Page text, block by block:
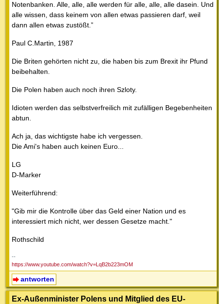
Notenbanken. Alle, alle, alle werden für alle, alle, alle dasein. Und
alle wissen, dass keinem von allen etwas passieren darf, weil
dann allen etwas zustößt.”
Paul C.Martin, 1987
Die Briten gehörten nicht zu, die haben bis zum Brexit ihr Pfund
beibehalten.
Die Polen haben auch noch ihren Szloty.
Idioten werden das selbstverfreilich mit zufälligen Begebenheiten
abtun.
Ach ja, das wichtigste habe ich vergessen.
Die Ami's haben auch keinen Euro...
LG
D-Marker
Weiterführend:
"Gib mir die Kontrolle über das Geld einer Nation und es
interessiert mich nicht, wer dessen Gesetze macht."
Rothschild
--
https://www.youtube.com/watch?v=LqB2b223mOM
antworten
Ex-Außenminister Polens und Mitglied des EU-